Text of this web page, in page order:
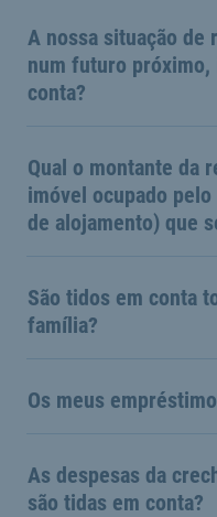
A nossa situação de
num futuro
conta?
Qual o montante da
imóvel ocupado
de alojamento) que
São tidos em conta
família?
Os meus
As despesas da
são tidas em conta?